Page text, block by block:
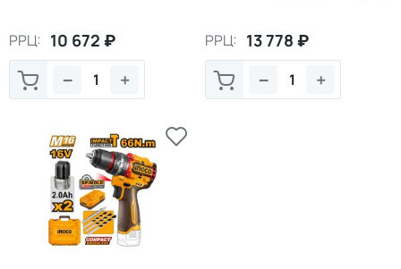
РРЦ: 10 672 ₽
+
−
РРЦ: 13 778 ₽
+
−